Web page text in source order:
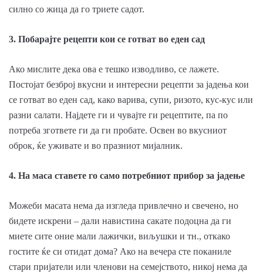
силно со жица да го триете садот.
3. Побарајте рецепти кои се готват во еден сад
Ако мислите дека ова е тешко изводливо, се лажете.
Постојат безброј вкусни и интересни рецепти за јадења кои
се готват во еден сад, како варива, супи, ризото, кус-кус или
разни салати. Најдете ги и чувајте ги рецептите, па по
потреба згответе ги да ги пробате. Освен во вкусниот
оброк, ќе уживате и во празниот мијалник.
4. На маса ставете го само потребниот прибор за јадење
Можеби масата нема да изгледа привлечно и свечено, но
бидете искрени – дали навистина сакате подоцна да ги
миете сите оние мали лажички, виљушки и тн., откако
гостите ќе си отидат дома? Ако на вечера сте поканиле
стари пријатели или членови на семејството, никој нема да